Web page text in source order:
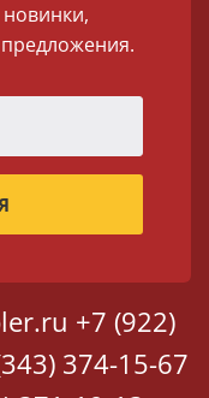
+7 (922)
374-15-67